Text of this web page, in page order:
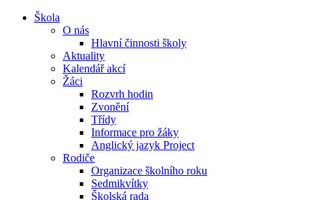
Škola
O nás
Hlavní činnosti školy
Aktuality
Kalendář akcí
Žáci
Rozvrh hodin
Zvonění
Třídy
Informace pro žáky
Anglický jazyk Project
Rodiče
Organizace školního roku
Sedmikvítky
Školská rada